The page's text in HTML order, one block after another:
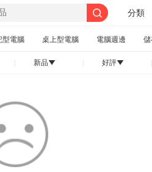
分類
型電腦 桌上型電腦 電腦週邊
新品󰄢 好評󰄢